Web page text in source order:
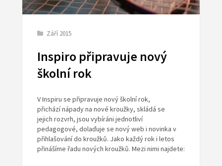
Září 2015
Inspiro připravuje nový
školní rok
V Inspiru se připravuje nový školní rok,
přichází nápady na nové kroužky, skládá se
jejich rozvrh, jsou vybíráni jednotliví
pedagogové, dolaďuje se nový web i novinka v
přihlašování do kroužků. Jako každý rok i letos
přinášíme řadu nových kroužků. Mezi nimi najdete: